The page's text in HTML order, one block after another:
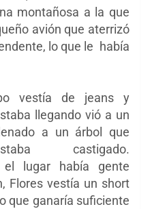
montañosa a la que
avión que aterrizó
lo que le había
vestía de jeans y
llegando vió a un
a un árbol que
castigado.
el lugar había gente
Flores vestía un short
que ganaría suficiente